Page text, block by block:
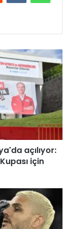
açılıyor:
için